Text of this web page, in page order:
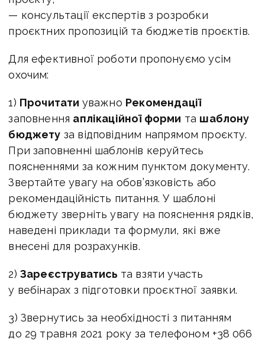
— консультації експертів з розробки
проєктних пропозицій та бюджетів проєктів.
Для ефективної роботи пропонуємо усім
охочим:
1) Прочитати уважно Рекомендації
заповнення аплікаційної форми та шаблону
бюджету за відповідним напрямом проєкту.
При заповненні шаблонів керуйтесь
поясненнями за кожним пунктом документу.
Звертайте увагу на обов’язковість або
рекомендаційність питання. У шаблоні
бюджету зверніть увагу на пояснення рядків,
наведені приклади та формули, які вже
внесені для розрахунків.
2) Зареєструватись та взяти участь
у вебінарах з підготовки проєктної заявки.
3) Звернутись за необхідності з питанням
до 29 травня 2021 року за телефоном +38 066